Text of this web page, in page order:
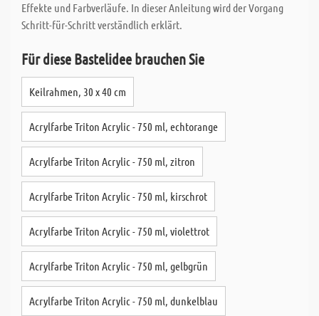
Effekte und Farbverläufe. In dieser Anleitung wird der Vorgang
Schritt-für-Schritt verständlich erklärt.
Für diese Bastelidee brauchen Sie
Keilrahmen, 30 x 40 cm
Acrylfarbe Triton Acrylic - 750 ml, echtorange
Acrylfarbe Triton Acrylic - 750 ml, zitron
Acrylfarbe Triton Acrylic - 750 ml, kirschrot
Acrylfarbe Triton Acrylic - 750 ml, violettrot
Acrylfarbe Triton Acrylic - 750 ml, gelbgrün
Acrylfarbe Triton Acrylic - 750 ml, dunkelblau